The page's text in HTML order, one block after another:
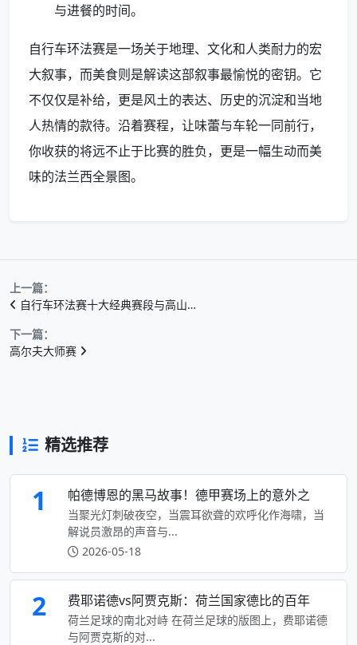
与进餐的时间。
自行车环法赛是一场关于地理、文化和人类耐力的宏
大叙事，而美食则是解读这部叙事最愉悦的密钥。它
不仅仅是补给，更是风土的表达、历史的沉淀和当地
人热情的款待。沿着赛程，让味蕾与车轮一同前行，
你收获的将远不止于比赛的胜负，更是一幅生动而美
味的法兰西全景图。
上一篇：
自行车环法赛十大经典赛段与高山…
下一篇：
高尔夫大师赛
精选推荐
1 帕德博恩的黑马故事！德甲赛场上的意外之
当聚光灯刺破夜空，当震耳欲聋的欢呼化作海啸，当
解说员激昂的声音与...
2026-05-18
2 费耶诺德vs阿贾克斯：荷兰国家德比的百年
荷兰足球的南北对峙 在荷兰足球的版图上，费耶诺德
与阿贾克斯的对...